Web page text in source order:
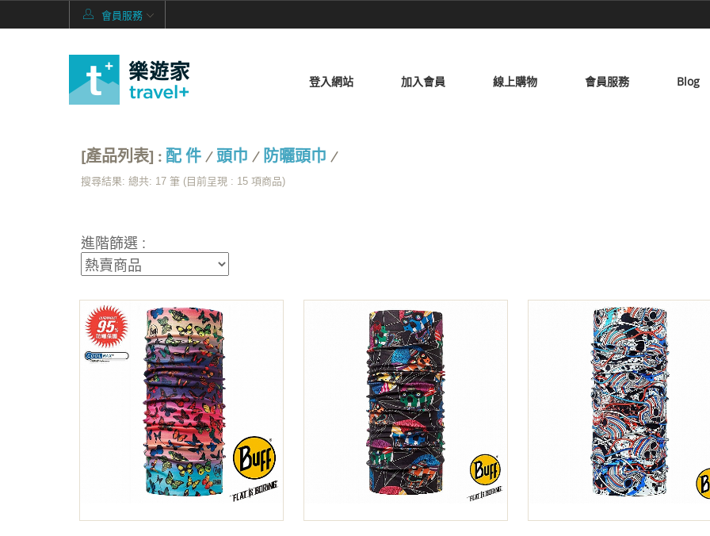
會員服務
登入網站 加入會員 線上購物 會員服務 Blog
[產品列表] : 配 件 / 頭巾 / 防曬頭巾 /
搜尋結果: 總共: 17 筆 (目前呈現 : 15 項商品)
進階篩選 :